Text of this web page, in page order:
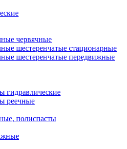
червячные
шестеренчатые стационарные
шестеренчатые передвижные
гидравлические
реечные
полиспасты